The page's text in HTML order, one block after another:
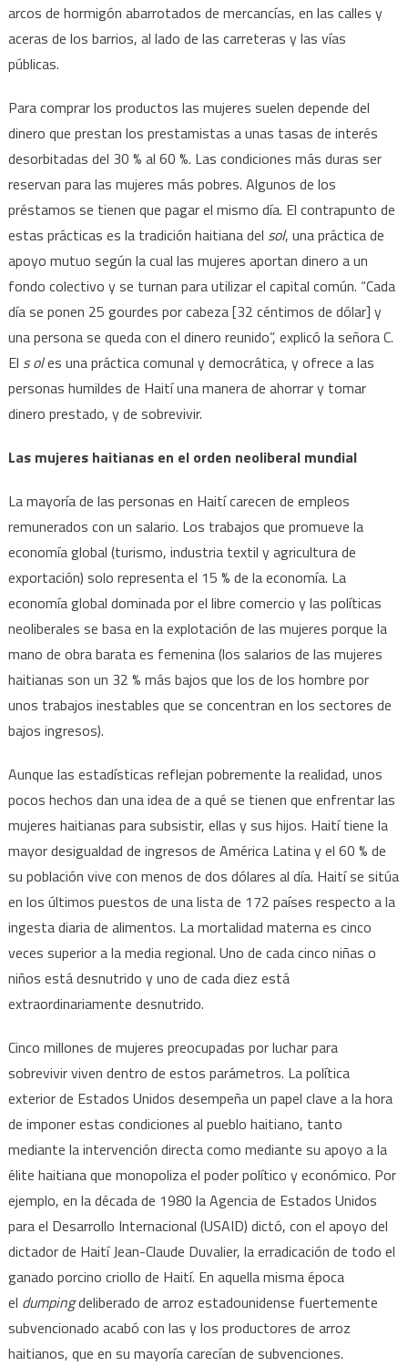
arcos de hormigón abarrotados de mercancías, en las calles y
aceras de los barrios, al lado de las carreteras y las vías
públicas.
Para comprar los productos las mujeres suelen depende del
dinero que prestan los prestamistas a unas tasas de interés
desorbitadas del 30 % al 60 %. Las condiciones más duras ser
reservan para las mujeres más pobres. Algunos de los
préstamos se tienen que pagar el mismo día. El contrapunto de
estas prácticas es la tradición haitiana del sol, una práctica de
apoyo mutuo según la cual las mujeres aportan dinero a un
fondo colectivo y se turnan para utilizar el capital común. “Cada
día se ponen 25 gourdes por cabeza [32 céntimos de dólar] y
una persona se queda con el dinero reunido”, explicó la señora C.
El soles una práctica comunal y democrática, y ofrece a las
personas humildes de Haití una manera de ahorrar y tomar
dinero prestado, y de sobrevivir.
Las mujeres haitianas en el orden neoliberal mundial
La mayoría de las personas en Haití carecen de empleos
remunerados con un salario. Los trabajos que promueve la
economía global (turismo, industria textil y agricultura de
exportación) solo representa el 15 % de la economía. La
economía global dominada por el libre comercio y las políticas
neoliberales se basa en la explotación de las mujeres porque la
mano de obra barata es femenina (los salarios de las mujeres
haitianas son un 32 % más bajos que los de los hombre por
unos trabajos inestables que se concentran en los sectores de
bajos ingresos).
Aunque las estadísticas reflejan pobremente la realidad, unos
pocos hechos dan una idea de a qué se tienen que enfrentar las
mujeres haitianas para subsistir, ellas y sus hijos. Haití tiene la
mayor desigualdad de ingresos de América Latina y el 60 % de
su población vive con menos de dos dólares al día. Haití se sitúa
en los últimos puestos de una lista de 172 países respecto a la
ingesta diaria de alimentos. La mortalidad materna es cinco
veces superior a la media regional. Uno de cada cinco niñas o
niños está desnutrido y uno de cada diez está
extraordinariamente desnutrido.
Cinco millones de mujeres preocupadas por luchar para
sobrevivir viven dentro de estos parámetros. La política
exterior de Estados Unidos desempeña un papel clave a la hora
de imponer estas condiciones al pueblo haitiano, tanto
mediante la intervención directa como mediante su apoyo a la
élite haitiana que monopoliza el poder político y económico. Por
ejemplo, en la década de 1980 la Agencia de Estados Unidos
para el Desarrollo Internacional (USAID) dictó, con el apoyo del
dictador de Haití Jean-Claude Duvalier, la erradicación de todo el
ganado porcino criollo de Haití. En aquella misma época
el dumpingdeliberado de arroz estadounidense fuertemente
subvencionado acabó con las y los productores de arroz
haitianos, que en su mayoría carecían de subvenciones.